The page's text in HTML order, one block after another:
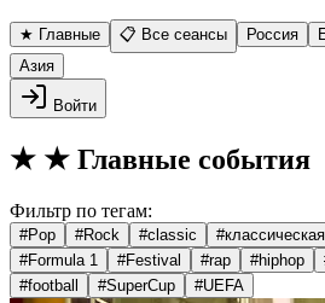
★ Главные 📋 Все сеансы Россия
Азия
Войти
★ ★ Главные события
Фильтр по тегам:
#Pop #Rock #classic #
#Formula 1 #Festival #rap #hiphop
#football #SuperCup #UEFA